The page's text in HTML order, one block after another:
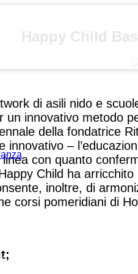
Happy Child
di asili nido e
un innovativo metodo
della fondatrice
innovativo –
con quanto
Child ha
inoltre, di
corsi pomeridiani di